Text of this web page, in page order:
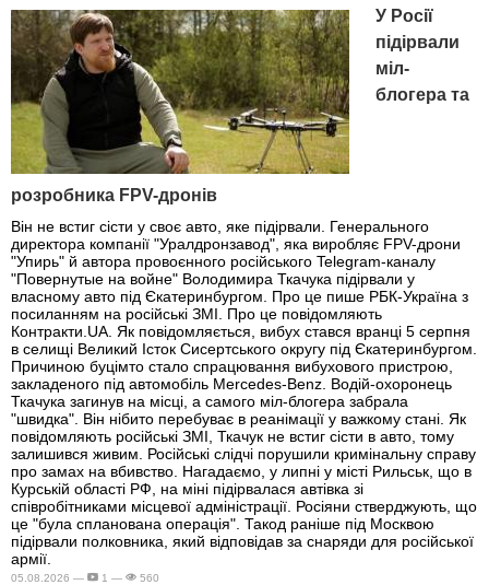
У Росії
підірвали
міл-
блогера та
розробника FPV-дронів
Він не встиг сісти у своє авто, яке підірвали. Генерального
директора компанії "Уралдронзавод", яка виробляє FPV-дрони
"Упирь" й автора провоєнного російського Telegram-каналу
"Повернутые на войне" Володимира Ткачука підірвали у
власному авто під Єкатеринбургом. Про це пише РБК-Україна з
посиланням на російські ЗМІ. Про це повідомляють
Контракти.UA. Як повідомляється, вибух стався вранці 5 серпня
в селищі Великий Істок Сисертського округу під Єкатеринбургом.
Причиною буцімто стало спрацювання вибухового пристрою,
закладеного під автомобіль Mercedes-Benz. Водій-охоронець
Ткачука загинув на місці, а самого міл-блогера забрала
"швидка". Він нібито перебуває в реанімації у важкому стані. Як
повідомляють російські ЗМІ, Ткачук не встиг сісти в авто, тому
залишився живим. Російські слідчі порушили кримінальну справу
про замах на вбивство. Нагадаємо, у липні у місті Рильськ, що в
Курській області РФ, на міні підірвалася автівка зі
співробітниками місцевої адміністрації. Росіяни стверджують, що
це "була спланована операція". Такод раніше під Москвою
підірвали полковника, який відповідав за снаряди для російської
армії.
05.08.2026 — 1 — 560